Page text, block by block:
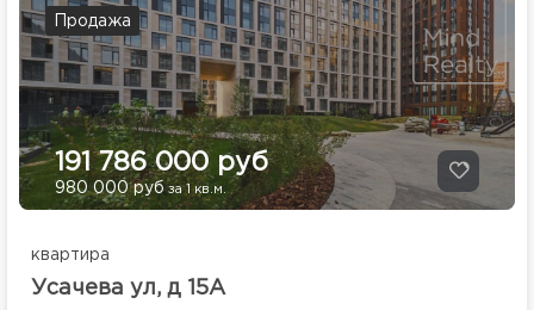
Продажа
191 786 000 руб
980 000 руб за 1 кв.м.
квартира
Усачева ул, д 15А